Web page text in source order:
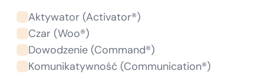
Aktywator (Activator®)
Czar (Woo®)
Dowodzenie (Command®)
Komunikatywność (Communication®)